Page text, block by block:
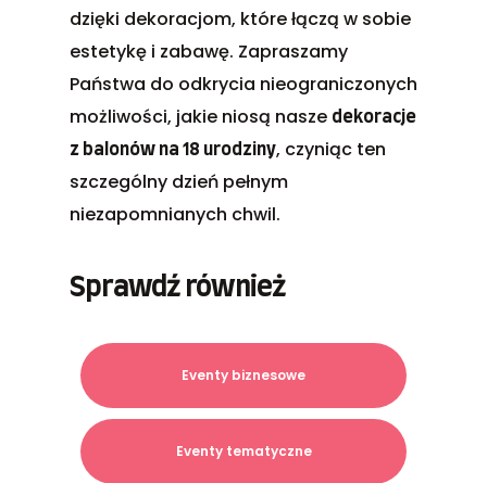
dzięki dekoracjom, które łączą w sobie
estetykę i zabawę. Zapraszamy
Państwa do odkrycia nieograniczonych
możliwości, jakie niosą nasze dekoracje
z balonów na 18 urodziny, czyniąc ten
szczególny dzień pełnym
niezapomnianych chwil.
Sprawdź również
Eventy biznesowe
Eventy tematyczne